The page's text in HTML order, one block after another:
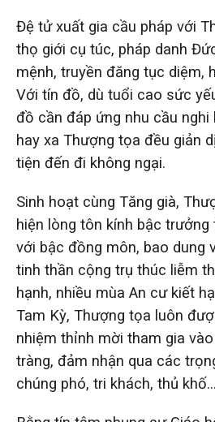
Đệ tử xuất gia cầu pháp với
thọ giới cụ túc, pháp danh
mệnh, truyền đăng tục diệm,
Với tín đồ, dù tuổi cao sức
đồ cần đáp ứng nhu cầu nghi
hay xa Thượng tọa đều giản
tiện đến đi không ngại.
Sinh hoạt cùng Tăng già,
hiện lòng tôn kính bậc trưởng
với bậc đồng môn, bao dung
tinh thần cộng trụ thúc liễm
hạnh, nhiều mùa An cư kiết
Tam Kỳ, Thượng tọa luôn
nhiệm thỉnh mời tham gia
tràng, đảm nhận qua các
chúng phó, tri khách, thủ khố…